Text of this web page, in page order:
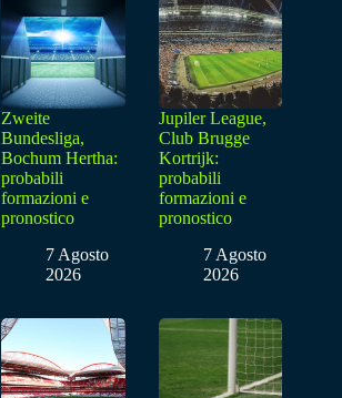
Zweite
Bundesliga,
Bochum Hertha:
probabili
formazioni e
pronostico
7 Agosto
2026
Jupiler League,
Club Brugge
Kortrijk:
probabili
formazioni e
pronostico
7 Agosto
2026